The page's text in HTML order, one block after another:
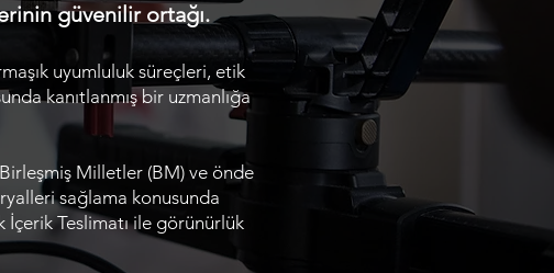
güvenilir ortağı.
uyumluluk süreçleri, etik
kanıtlanmış bir uzmanlığa
Milletler (BM) ve önde
sağlama konusunda
İçerik Teslimatı ile görünürlük